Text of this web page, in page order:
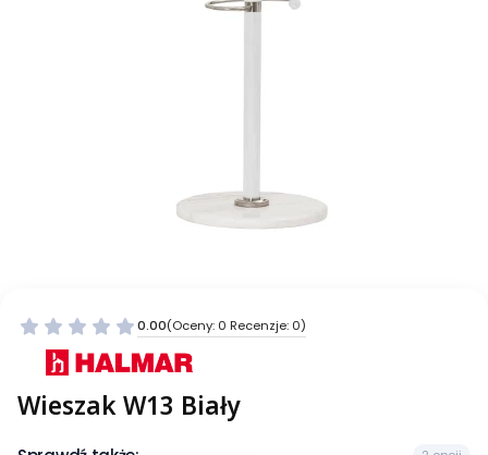
0.00(Oceny: 0 Recenzje: 0)
Wieszak W13 Biały